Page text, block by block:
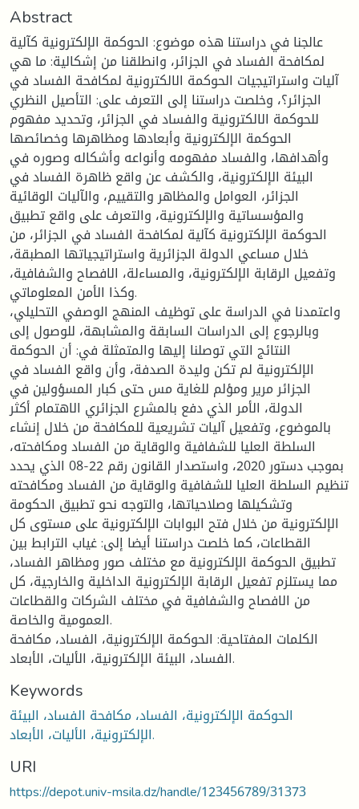
Abstract
عالجنا في دراستنا هذه موضوع: الحوكمة الإلكترونية كآلية
لمكافحة الفساد في الجزائر، وانطلقنا من إشكالية: ما هي
آليات واستراتيجيات الحوكمة الالكترونية لمكافحة الفساد في
الجزائر؟، وخلصت دراستنا إلى التعرف على: التأصيل النظري
للحوكمة الالكترونية والفساد في الجزائر، وتحديد مفهوم
الحوكمة الإلكترونية وأبعادها ومظاهرها وخصائصها
وأهدافها، والفساد مفهومه وأنواعه وأشكاله وصوره في
البيئة الإلكترونية، والكشف عن واقع ظاهرة الفساد في
الجزائر، العوامل والمظاهر والتقييم، والآليات الوقائية
والمؤسساتية والإلكترونية، والتعرف على واقع تطبيق
الحوكمة الإلكترونية كآلية لمكافحة الفساد في الجزائر، من
خلال مساعي الدولة الجزائرية واستراتيجياتها المطبقة،
وتفعيل الرقابة الإلكترونية، والمساءلة، الافصاح والشفافية،
وكذا الأمن المعلوماتي.
واعتمدنا في الدراسة على توظيف المنهج الوصفي التحليلي،
وبالرجوع إلى الدراسات السابقة والمشابهة، للوصول إلى
النتائج التي توصلنا إليها والمتمثلة في: أن الحوكمة
الإلكترونية لم تكن وليدة الصدفة، وأن واقع الفساد في
الجزائر مرير ومؤلم للغاية مس حتى كبار المسؤولين في
الدولة، الأمر الذي دفع بالمشرع الجزائري الاهتمام أكثر
بالموضوع، وتفعيل آليات تشريعية للمكافحة من خلال إنشاء
السلطة العليا للشفافية والوقاية من الفساد ومكافحته،
بموجب دستور 2020، واستصدار القانون رقم 22-08 الذي يحدد
تنظيم السلطة العليا للشفافية والوقاية من الفساد ومكافحته
وتشكيلها وصلاحياتها، والتوجه نحو تطبيق الحكومة
الإلكترونية من خلال فتح البوابات الإلكترونية على مستوى كل
القطاعات، كما خلصت دراستنا أيضا إلى: غياب الترابط بين
تطبيق الحوكمة الإلكترونية مع مختلف صور ومظاهر الفساد،
مما يستلزم تفعيل الرقابة الإلكترونية الداخلية والخارجية، كل
من الافصاح والشفافية في مختلف الشركات والقطاعات
العمومية والخاصة.
الكلمات المفتاحية: الحوكمة الإلكترونية، الفساد، مكافحة
الفساد، البيئة الإلكترونية، الأليات، الأبعاد.
Keywords
الحوكمة الإلكترونية، الفساد، مكافحة الفساد، البيئة
الإلكترونية، الأليات، الأبعاد.
URI
https://depot.univ-msila.dz/handle/123456789/31373